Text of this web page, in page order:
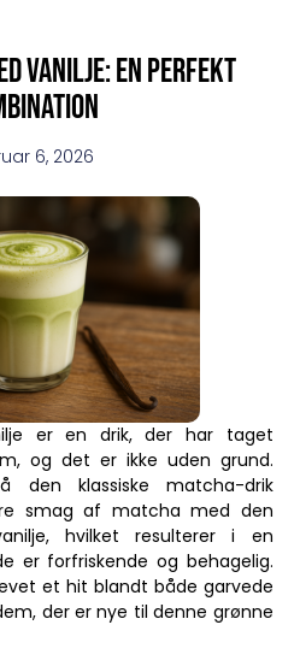
vanilje: en perfekt
6, 2026
er en drik, der har taget
og det er ikke uden grund.
den klassiske matcha-drik
smag af matcha med den
hvilket resulterer i en
er forfriskende og behagelig.
et hit blandt både garvede
der er nye til denne grønne